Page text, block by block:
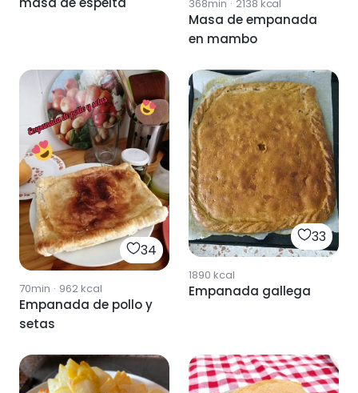
368min · 2138 kcal
Masa de empanada
en mambo
34
70min · 962kcal
Empanada de pollo y
setas
33
1890 kcal
Empanada gallega